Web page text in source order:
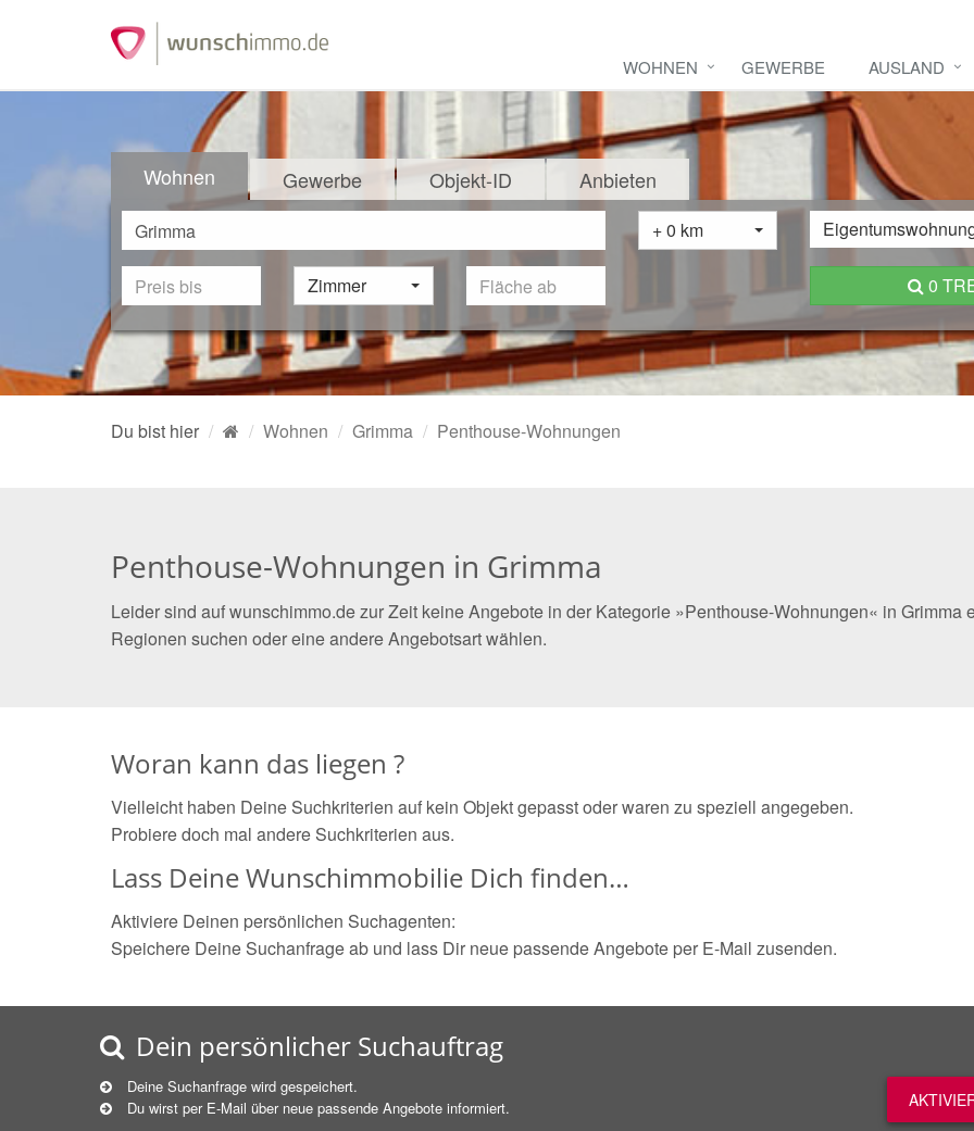
WOHNEN GEWERBE AUSLAND
Wohnen Gewerbe Objekt-ID Anbieten
+ 0 km
Zimmer 0
Du bist hier Wohnen Grimma Penthouse-Wohnungen
Penthouse-Wohnungen in Grimma
Leider sind auf wunschimmo.de zur Zeit keine Angebote in der Kategorie »Penthouse-Wohnungen« in
Regionen suchen oder eine andere Angebotsart wählen.
Woran kann das liegen ?
Vielleicht haben Deine Suchkriterien auf kein Objekt gepasst oder waren zu speziell angegeben.
Probiere doch mal andere Suchkriterien aus.
Lass Deine Wunschimmobilie Dich finden…
Aktiviere Deinen persönlichen Suchagenten:
Speichere Deine Suchanfrage ab und lass Dir neue passende Angebote per E-Mail zusenden.
Dein persönlicher Suchauftrag
Deine Suchanfrage wird gespeichert.
Du wirst per E-Mail über neue passende Angebote informiert.